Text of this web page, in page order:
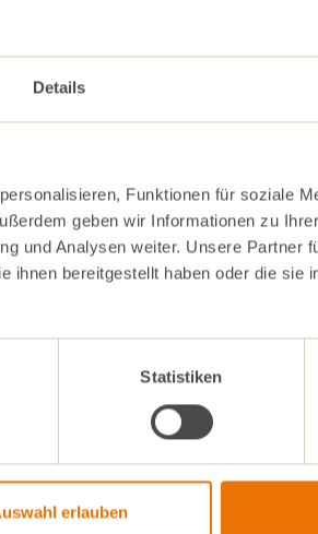
Details
Funktionen für soziale
geben wir Informationen zu
und Analysen weiter. Unsere Partner
ihnen bereitgestellt haben oder die sie
Statistiken
erlauben
vorgeheizten Ofen ca. 45
vollständig erkalten
Zimtsternen und etwas
Spekulatius garnieren.
Vor dem Servieren die
Früchtepunsch zugeben,
TL Speisestärke im
kochende Masse gießen
Rühren andicken lassen.
Die warmen
genießen.